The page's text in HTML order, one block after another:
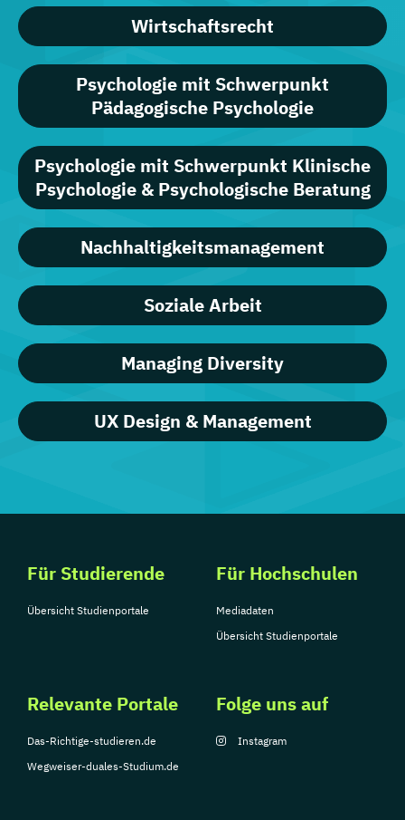
Wirtschaftsrecht
Psychologie mit Schwerpunkt
Pädagogische Psychologie
Psychologie mit Schwerpunkt Klinische
Psychologie & Psychologische Beratung
Nachhaltigkeitsmanagement
Soziale Arbeit
Managing Diversity
UX Design & Management
Für Studierende
Übersicht Studienportale
Für Hochschulen
Mediadaten
Übersicht Studienportale
Relevante Portale
Das-Richtige-studieren.de
Wegweiser-duales-Studium.de
Folge uns auf
Instagram